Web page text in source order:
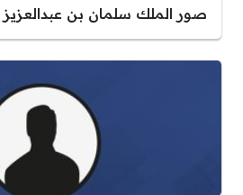
صور الملك سلمان بن عبدالعزيز